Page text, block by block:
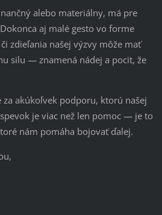
alebo materiálny, má pre
aj malé gesto vo forme
zdieľania našej výzvy môže mať
silu — znamená nádej a pocit, že
za akúkoľvek podporu, ktorú našej
je viac než len pomoc — je to
nám pomáha bojovať ďalej.